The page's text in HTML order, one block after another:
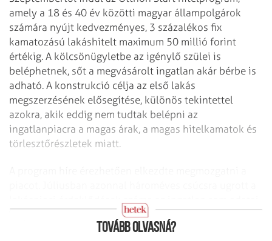
amely a 18 és 40 év közötti magyar állampolgárok
számára nyújt kedvezményes, 3 százalékos fix
kamatozású lakáshitelt maximum 50 millió forint
értékig. A kölcsönügyletbe az igénylő szülei is
beléphetnek, sőt a megvásárolt ingatlan akár bérbe is
adható. A konstrukció célja az első lakás
megszerzésének elősegítése, különös tekintettel
azokra, akik eddig nem tudtak belépni az
ingatlanpiacra a magas árak, a magas hitelkamatok és
törlesztőrészletek miatt.
Tovább olvasná?